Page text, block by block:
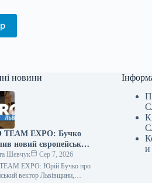
новини
TEAM EXPO: Бучко
новий європейський
Львівщини для
Шевчук
Сер 7, 2026
EXPO: Юрій Бучко про
вектор Львівщини,
и